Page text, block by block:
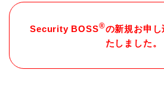
Security BOSS®の新規お申
たしました。